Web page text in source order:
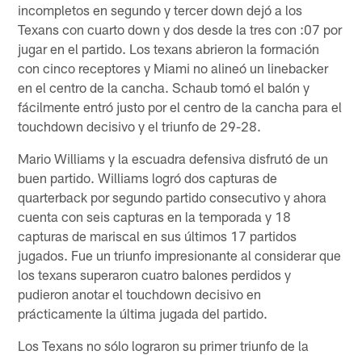
incompletos en segundo y tercer down dejó a los
Texans con cuarto down y dos desde la tres con :07 por
jugar en el partido. Los texans abrieron la formación
con cinco receptores y Miami no alineó un linebacker
en el centro de la cancha. Schaub tomó el balón y
fácilmente entró justo por el centro de la cancha para el
touchdown decisivo y el triunfo de 29-28.
Mario Williams y la escuadra defensiva disfrutó de un
buen partido. Williams logró dos capturas de
quarterback por segundo partido consecutivo y ahora
cuenta con seis capturas en la temporada y 18
capturas de mariscal en sus últimos 17 partidos
jugados. Fue un triunfo impresionante al considerar que
los texans superaron cuatro balones perdidos y
pudieron anotar el touchdown decisivo en
prácticamente la última jugada del partido.
Los Texans no sólo lograron su primer triunfo de la